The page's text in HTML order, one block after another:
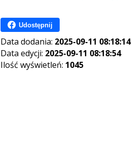
Udostępnij
Data dodania: 2025-09-11 08:18:14
Data edycji: 2025-09-11 08:18:54
Ilość wyświetleń: 1045